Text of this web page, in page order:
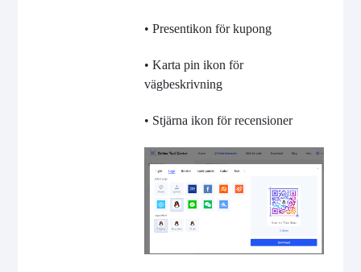
• Presentikon för kupong
• Karta pin ikon för
vägbeskrivning
• Stjärna ikon för recensioner